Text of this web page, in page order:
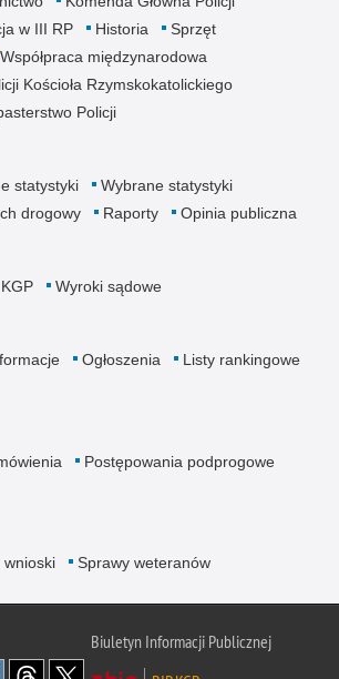
w III RP Historia
Sprzęt
Współpraca międzynarodowa
Kościoła Rzymskokatolickiego
Policji
statystyki
Wybrane statystyki
drogowy Raporty Opinia publiczna
Wyroki sądowe
Ogłoszenia
Listy rankingowe
Postępowania podprogowe
wnioski Sprawy weteranów
Biuletyn Informacji Publicznej